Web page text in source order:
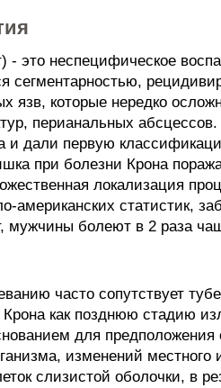
- это неспецифическое
сегментарностью,
язв, которые нередко
перианальных
и дали первую
при болезни Крона
локализация
американских статистик,
мужчины болеют в 2 раза
часто сопутствует
как позднюю стадию
для предположения
изменений
слизистой оболочки, в